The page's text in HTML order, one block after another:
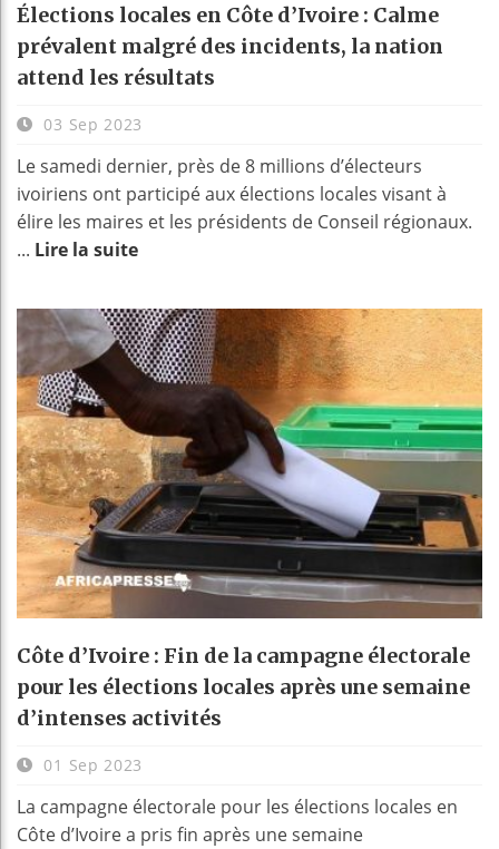
Élections locales en Côte d’Ivoire : Calme
prévalent malgré des incidents, la nation
attend les résultats
03 Sep 2023
Le samedi dernier, près de 8 millions d’électeurs
ivoiriens ont participé aux élections locales visant à
élire les maires et les présidents de Conseil régionaux.
... Lire la suite
Côte d’Ivoire : Fin de la campagne électorale
pour les élections locales après une semaine
d’intenses activités
01 Sep 2023
La campagne électorale pour les élections locales en
Côte d’Ivoire a pris fin après une semaine